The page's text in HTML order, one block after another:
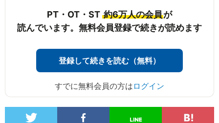
PT・OT・ST 約6万人の会員が
読んでいます。無料会員登録で続きが読めます
登録して続きを読む（無料）
すでに無料会員の方は ログイン